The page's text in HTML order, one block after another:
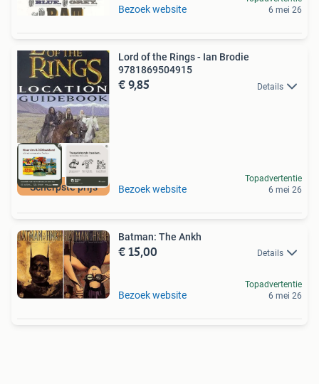
Bezoek website
6 mei 26
Scherpste prijs
Lord of the Rings - Ian Brodie
9781869504915
€ 9,85 Details
Bezoek website
Topadvertentie
6 mei 26
Batman: The Ankh
€ 15,00 Details
Bezoek website
Topadvertentie
6 mei 26